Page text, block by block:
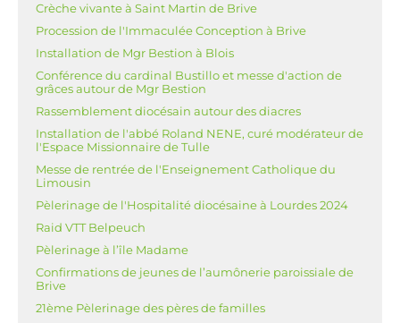
Crèche vivante à Saint Martin de Brive
Procession de l'Immaculée Conception à Brive
Installation de Mgr Bestion à Blois
Conférence du cardinal Bustillo et messe d'action de
grâces autour de Mgr Bestion
Rassemblement diocésain autour des diacres
Installation de l'abbé Roland NENE, curé modérateur de
l'Espace Missionnaire de Tulle
Messe de rentrée de l'Enseignement Catholique du
Limousin
Pèlerinage de l'Hospitalité diocésaine à Lourdes 2024
Raid VTT Belpeuch
Pèlerinage à l’île Madame
Confirmations de jeunes de l’aumônerie paroissiale de
Brive
21ème Pèlerinage des pères de familles